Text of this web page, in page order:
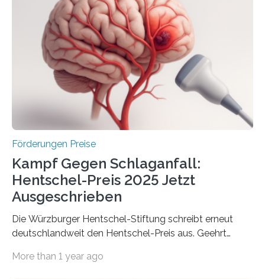
Industrieforschungsprogramme Industrielle
Gemeinschaftsforschung (IGF), Zentrales
Innovationsprogramm Mittelstand (ZIM) und
Innovationskompetenz INNO-KOM. Auf dem
Innovationstag Mittelstand 2025 am 5. Juni 2025 in
Berlin überbrachte das Bundesministerium für
Wirtschaft und Energie eine gute Nachricht:
Überplanmäßige Verpflichtungsermächtigungen in
Förderungen Preise
Kampf Gegen Schlaganfall:
Hentschel-Preis 2025 Jetzt
Ausgeschrieben
Die Würzburger Hentschel-Stiftung schreibt erneut
deutschlandweit den Hentschel-Preis aus. Geehrt
hochrangige wissenschaftliche Publikation zum Thema
More than 1 year ago